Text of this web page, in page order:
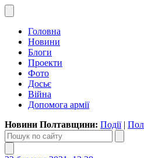
Головна
Новини
Блоги
Проекти
Фото
Досьє
Війна
Допомога армії
Новини Полтавщини: Події|